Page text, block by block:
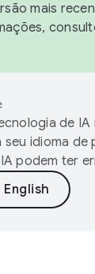
mais
de
idioma de
podem ter